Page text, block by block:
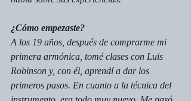
¿Cómo empezaste?
A los 19 años, después de comprarme mi
primera armónica, tomé clases con Luis
Robinson y, con él, aprendí a dar los
primeros pasos. En cuanto a la técnica del